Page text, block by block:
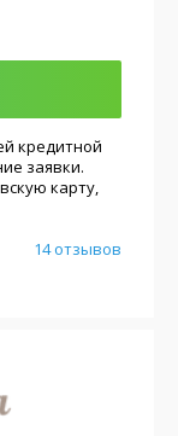
кредитной
заявки.
карту,
14 отзывов